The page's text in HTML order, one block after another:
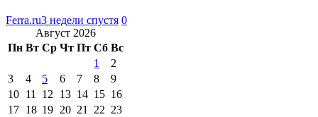
Ferra.ru3 недели спустя 0
Август 2026
Пн Вт Ср Чт Пт Сб Вс
1
2
3
4 5 6 7 8
9
10 11 12 13 14 15 16
17 18 19 20 21 22 23